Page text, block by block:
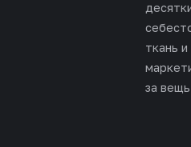
ткань
за